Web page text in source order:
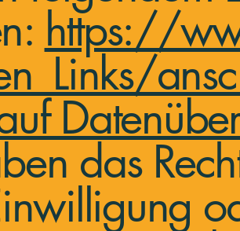
https://
das